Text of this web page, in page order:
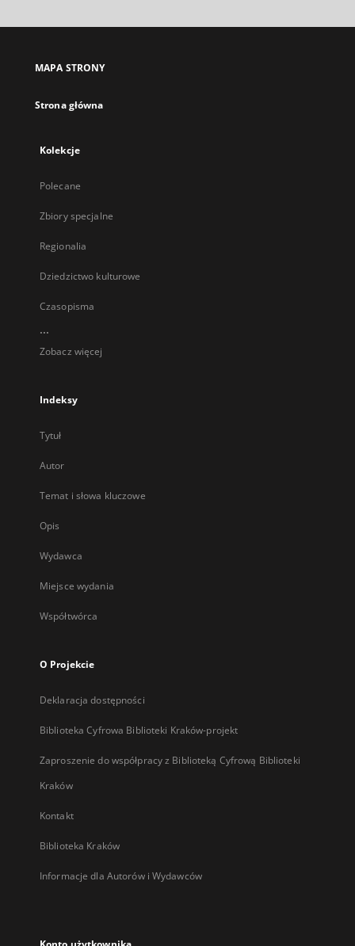
MAPA STRONY
Strona główna
Kolekcje
Polecane
Zbiory specjalne
Regionalia
Dziedzictwo kulturowe
Czasopisma
...
Zobacz więcej
Indeksy
Tytuł
Autor
Temat i słowa kluczowe
Opis
Wydawca
Miejsce wydania
Współtwórca
O Projekcie
Deklaracja dostępności
Biblioteka Cyfrowa Biblioteki Kraków-projekt
Zaproszenie do współpracy z Biblioteką Cyfrową Biblioteki
Kraków
Kontakt
Biblioteka Kraków
Informacje dla Autorów i Wydawców